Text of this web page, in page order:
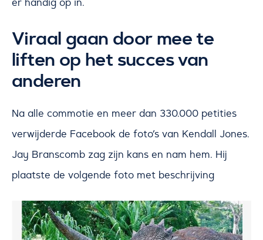
Viraal gaan door mee te
liften op het succes van
anderen
Na alle commotie en meer dan 330.000 petities
verwijderde Facebook de foto’s van Kendall Jones.
Jay Branscomb zag zijn kans en nam hem. Hij
plaatste de volgende foto met beschrijving